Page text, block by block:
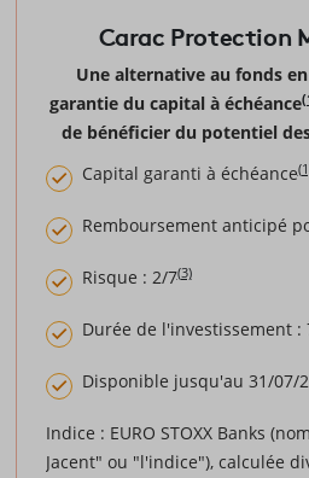
Carac Protection
Une alternative au fonds
garantie du capital à échéance
de bénéficier du potentiel
Capital garanti à échéance
Remboursement anticipé
Risque : 2/7(3)
Durée de l'investissement :
Disponible jusqu'au 31/07/
Indice : EURO STOXX Banks
Jacent" ou "l'indice"), calculée